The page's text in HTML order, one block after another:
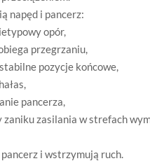
napęd i pancerz:
opór,
przegrzaniu,
pozycje końcowe,
pancerza,
zasilania w strefach
i wstrzymują ruch.